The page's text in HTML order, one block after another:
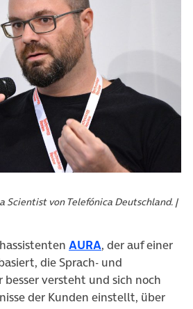
Scientist von Telefónica Deutschland. |
AURA(öffnet in neuem
, der auf einer
die Sprach- und
versteht und sich noch
der Kunden einstellt, über